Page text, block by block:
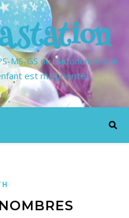
MS-GS où l'autonomie & le
est ma priorité…